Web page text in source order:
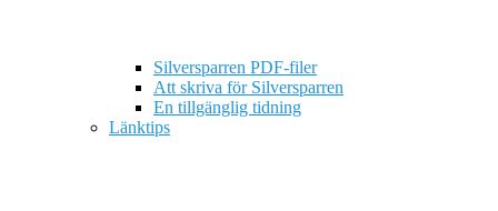
Silversparren PDF-filer
Att skriva för Silversparren
En tillgänglig tidning
Länktips